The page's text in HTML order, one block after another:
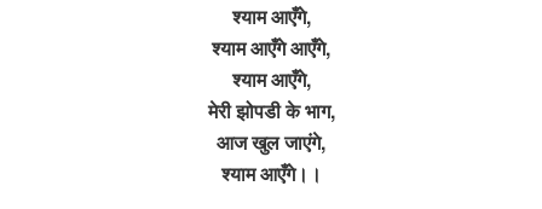
श्याम आएँगे,
श्याम आएँगे आएँगे,
श्याम आएँगे,
मेरी झोपडी के भाग,
आज खुल जाएंगे,
श्याम आएँगे।।